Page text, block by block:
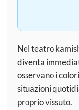
Nel teatro
diventa
osservano i
situazioni
proprio vissuto.